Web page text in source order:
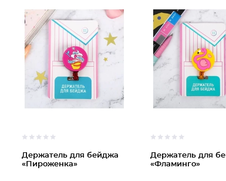
Держатель для бейджа
«Пироженка»
Держатель для
«Фламинго»